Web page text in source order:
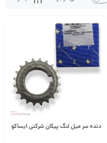
دنده سر میل لنگ پیکان شرکتی ایساکو